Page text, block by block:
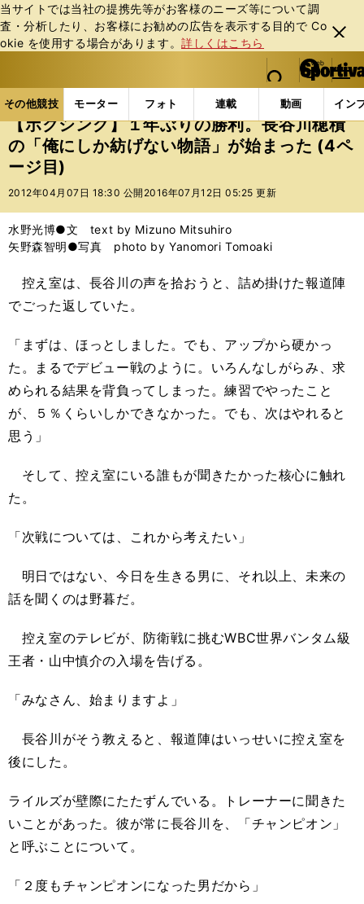
当サイトでは当社の提携先等がお客様のニーズ等について調
査・分析したり、お客様にお勧めの広告を表⽰する⽬的で Co
okie を使⽤する場合があります。詳しくはこちら
閉じ
る
web Sportiva (webスポルティーバ)
検索
マイペ
ー
ジ
メニュ
その他競技 モーター フォト 連載 動画 イン
ス
ポ
ル
テ
ー
バ
その他競技の記事一覧 格闘技 ボクシング 【ボ
【ボクシング】１年ぶりの勝利。長谷川穂積
の「俺にしか紡げない物語」が始まった (4ペ
ージ目)
2012年04月07日 18:30 公開 2016年07月12日 05:25 更新
水野光博●文 text by Mizuno Mitsuhiro
矢野森智明●写真 photo by Yanomori Tomoaki
控え室は、長谷川の声を拾おうと、詰め掛けた報道陣
でごった返していた。
「まずは、ほっとしました。でも、アップから硬かっ
た。まるでデビュー戦のように。いろんなしがらみ、求
められる結果を背負ってしまった。練習でやったこと
が、５％くらいしかできなかった。でも、次はやれると
思う」
そして、控え室にいる誰もが聞きたかった核心に触れ
た。
「次戦については、これから考えたい」
明日ではない、今日を生きる男に、それ以上、未来の
話を聞くのは野暮だ。
控え室のテレビが、防衛戦に挑むWBC世界バンタム級
王者・山中慎介の入場を告げる。
「みなさん、始まりますよ」
長谷川がそう教えると、報道陣はいっせいに控え室を
後にした。
ライルズが壁際にたたずんでいる。トレーナーに聞きた
いことがあった。彼が常に長谷川を、「チャンピオン」
と呼ぶことについて。
「２度もチャンピオンになった男だから」